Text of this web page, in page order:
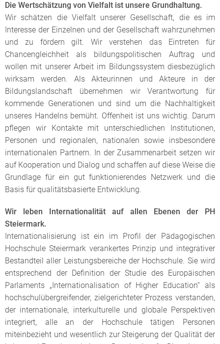
Die Wertschätzung von Vielfalt ist unsere Grundhaltung.
Wir schätzen die Vielfalt unserer Gesellschaft, die es im
Interesse der Einzelnen und der Gesellschaft wahrzunehmen
und zu fördern gilt. Wir verstehen das Eintreten für
Chancengleichheit als bildungspolitischen Auftrag und
wollen mit unserer Arbeit im Bildungssystem diesbezüglich
wirksam werden. Als Akteurinnen und Akteure in der
Bildungslandschaft übernehmen wir Verantwortung für
kommende Generationen und sind um die Nachhaltigkeit
unseres Handelns bemüht. Offenheit ist uns wichtig. Darum
pflegen wir Kontakte mit unterschiedlichen Institutionen,
Personen und regionalen, nationalen sowie insbesondere
internationalen Partnern. In der Zusammenarbeit setzen wir
auf Kooperation und Dialog und schaffen auf diese Weise die
Grundlage für ein gut funktionierendes Netzwerk und die
Basis für qualitätsbasierte Entwicklung.
Wir leben Internationalität auf allen Ebenen der PH
Steiermark.
Internationalisierung ist ein im Profil der Pädagogischen
Hochschule Steiermark verankertes Prinzip und integrativer
Bestandteil aller Leistungsbereiche der Hochschule. Sie wird
entsprechend der Definition der Studie des Europäischen
Parlaments „Internationalisation of Higher Education“ als
hochschulübergreifender, zielgerichteter Prozess verstanden,
der internationale, interkulturelle und globale Perspektiven
integriert, alle an der Hochschule tätigen Personen
miteinbezieht und wesentlich zur Steigerung der Qualität der